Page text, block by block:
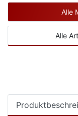
Alle
Alle